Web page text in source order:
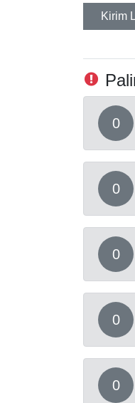
Kirim
0
0
0
0
0